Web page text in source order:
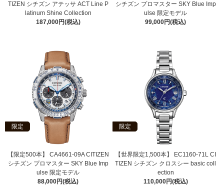
TIZEN シチズン アテッサ ACT Line P
latinum Shine Collection
187,000円(税込)
シチズン プロマスター SKY Blue Imp
ulse 限定モデル
99,000円(税込)
限定
【限定500本】 CA4661-09A CITIZEN
シチズン プロマスター SKY Blue Imp
ulse 限定モデル
88,000円(税込)
限定
【世界限定1,500本】 EC1160-71L CI
TIZEN シチズン クロスシー basic coll
ection
110,000円(税込)